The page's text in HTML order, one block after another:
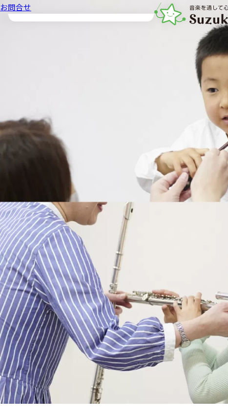
音楽教室スズキ・メ
お問合せ